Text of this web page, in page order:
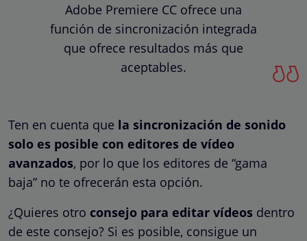
Adobe Premiere CC ofrece una
función de sincronización integrada
que ofrece resultados más que
aceptables.
Ten en cuenta que la sincronización de sonido
solo es posible con editores de vídeo
avanzados, por lo que los editores de “gama
baja” no te ofrecerán esta opción.
¿Quieres otro consejo para editar vídeos dentro
de este consejo? Si es posible, consigue un